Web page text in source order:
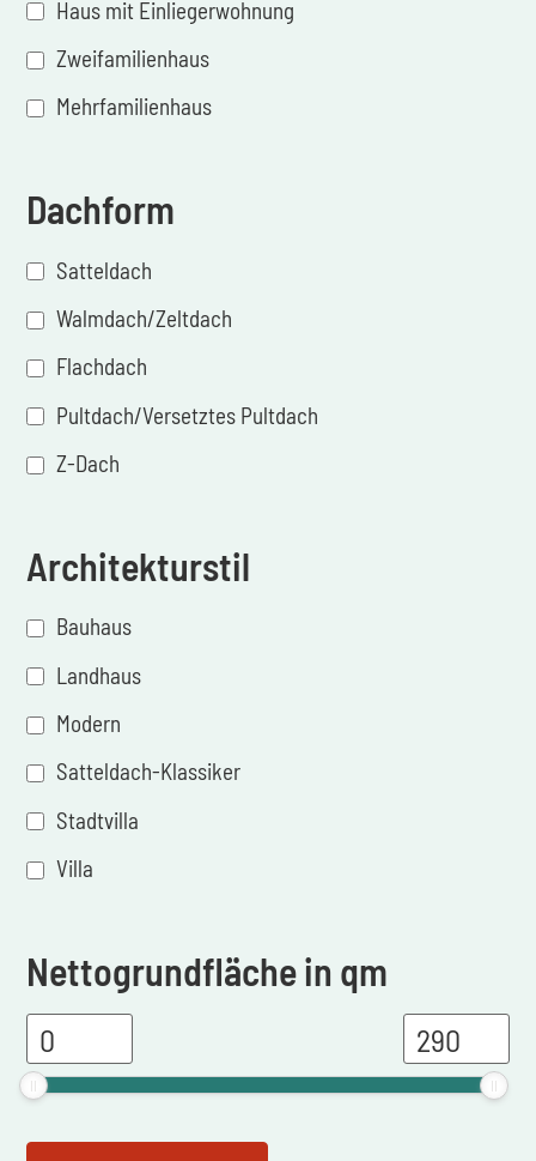
Haus mit Einliegerwohnung
Zweifamilienhaus
Mehrfamilienhaus
Dachform
Satteldach
Walmdach/Zeltdach
Flachdach
Pultdach/Versetztes Pultdach
Z-Dach
Architekturstil
Bauhaus
Landhaus
Modern
Satteldach-Klassiker
Stadtvilla
Villa
Nettogrundfläche in qm